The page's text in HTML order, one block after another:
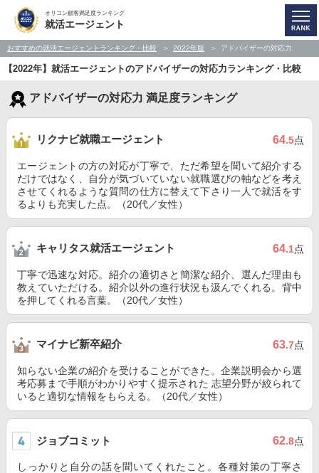
オリコン顧客満足度ランキング
就活エージェント
おすすめの就活エージェントランキング・比較 2022年版 アドバイザーの対応力
【2022年】就活エージェントのアドバイザーの対応力ランキング・比較
アドバイザーの対応力 満足度ランキング
リクナビ就職エージェント 64.5点
エージェントの方の対応が丁寧で、ただ希望を聞いて紹介する
だけではなく、自分が気づいていない就職選びの軸などを考え
させてくれるような質問の仕方に替えて下さり一人で就活をす
るよりも充実した点。（20代／女性）
キャリタス就活エージェント 64.1点
丁寧で迅速な対応。紹介の適切さと簡潔な紹介、選んだ理由も
教えていただける。紹介以外の進行状況も汲んでくれる。背中
を押してくれる言葉。（20代／女性）
マイナビ新卒紹介 63.7点
知らない企業の紹介を受けることができた。企業説明会から選
考応募まで手順がわかりやすく提示された 志望分野が絞られて
いると適切な情報をもらえる。（20代／女性）
ジョブコミット 62.8点
しっかりと自分の話を聞いてくれたこと。各種対策の丁寧さ